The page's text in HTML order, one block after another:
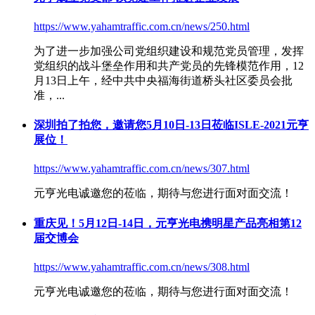
https://www.yahamtraffic.com.cn/news/250.html
为了进一步加强公司党组织建设和规范党员管理，发挥
党组织的战斗堡垒作用和共产党员的先锋模范作用，12
月13日上午，经中共中央福海街道桥头社区委员会批
准，...
深圳拍了拍您，邀请您5月10日-13日莅临ISLE-2021元亨
展位！
https://www.yahamtraffic.com.cn/news/307.html
元亨光电诚邀您的莅临，期待与您进行面对面交流！
重庆见！5月12日-14日，元亨光电携明星产品亮相第12
届交博会
https://www.yahamtraffic.com.cn/news/308.html
元亨光电诚邀您的莅临，期待与您进行面对面交流！